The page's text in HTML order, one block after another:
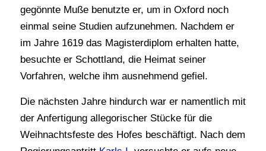
gegönnte Muße benutzte er, um in Oxford noch
einmal seine Studien aufzunehmen. Nachdem er
im Jahre 1619 das Magisterdiplom erhalten hatte,
besuchte er Schottland, die Heimat seiner
Vorfahren, welche ihm ausnehmend gefiel.
Die nächsten Jahre hindurch war er namentlich mit
der Anfertigung allegorischer Stücke für die
Weihnachtsfeste des Hofes beschäftigt. Nach dem